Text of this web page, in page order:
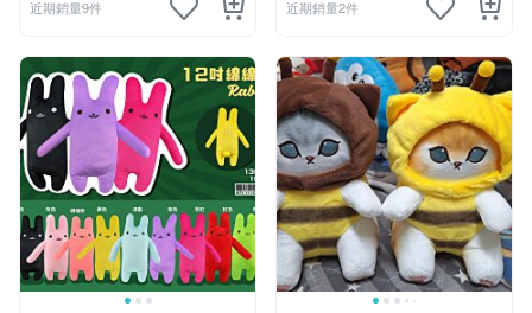
近期銷量9件 近期銷量2件